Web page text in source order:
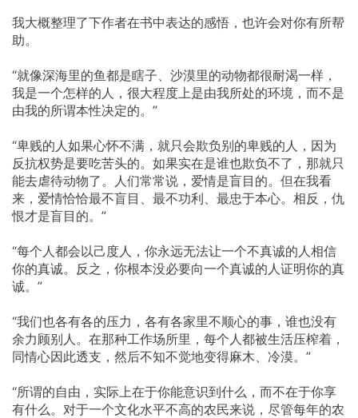
我大概整理了下作者在书中表达的感悟，也许会对你有所帮
助。
“就像深海里的鱼都是瞎子、沙漠里的动物都很耐渴一样，
我是一个怎样的人，很大程度上是由我所处的环境，而不是
由我的所谓本性决定的。”
“卑贱的人如果心怀不满，就只会欺负别的卑贱的人，因为
反抗权势是要吃苦头的。如果实在是谁也欺负不了，那就只
能去虐待动物了。人们常常说，爱情是盲目的。但在我看
来，爱情恰恰最不盲目、最不功利、最忠于本心。相反，仇
恨才是盲目的。”
“每个人都会以己度人，你永远无法让一个不真诚的人相信
你的真诚。反之，你根本没必要向一个真诚的人证明你的真
诚。”
“我们也各有各的压力，各有各家里不顺心的事，谁也没有
余力顾别人。在那种工作场所里，每个人都被生活压榨着，
同情心因此透支，然后不知不觉地变得麻木、冷漠。”
“所谓的自由，实际上在于你能意识到什么，而不在于你享
有什么。对于一个文化水平不高的农民来说，尽管每年的农